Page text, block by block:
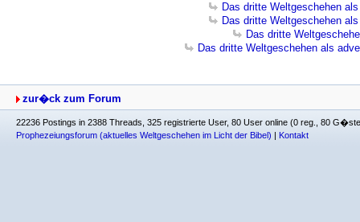
Das dritte Weltgeschehen
Das dritte Weltgeschehen
Das dritte
Das dritte Weltgeschehen als
zur�ck zum Forum
22236 Postings in 2388 Threads, 325 registrierte User, 80 User online (0 reg., 80
Prophezeiungsforum (aktuelles Weltgeschehen im Licht der Bibel) | Kontakt